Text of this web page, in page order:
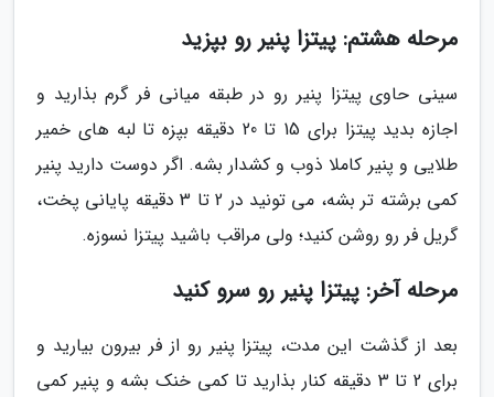
مرحله هشتم: پیتزا پنیر رو بپزید
سینی حاوی پیتزا پنیر رو در طبقه میانی فر گرم بذارید و
اجازه بدید پیتزا برای 15 تا 20 دقیقه بپزه تا لبه های خمیر
طلایی و پنیر کاملا ذوب و کشدار بشه. اگر دوست دارید پنیر
کمی برشته تر بشه، می تونید در 2 تا 3 دقیقه پایانی پخت،
گریل فر رو روشن کنید؛ ولی مراقب باشید پیتزا نسوزه.
مرحله آخر: پیتزا پنیر رو سرو کنید
بعد از گذشت این مدت، پیتزا پنیر رو از فر بیرون بیارید و
برای 2 تا 3 دقیقه کنار بذارید تا کمی خنک بشه و پنیر کمی